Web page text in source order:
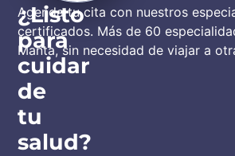
¿Listo
para
cuidar
de
tu
salud?
Agenda tu cita con nuestros
certificados. Más de 60
Manta, sin necesidad de viajar a